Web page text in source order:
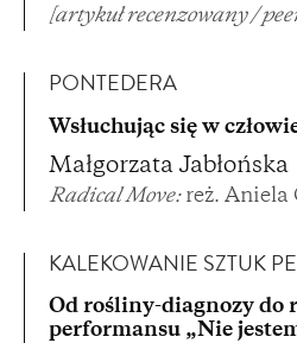
[artykuł recenzowany /
PONTEDERA
Wsłuchując się w
Małgorzata Jabłońska
Radical Move:reż. Aniela
KALEKOWANIE SZTUK
Od rośliny-diagnozy do
performansu „Nie